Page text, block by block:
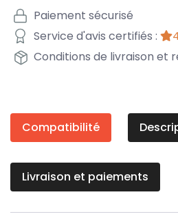
Paiement sécurisé
Service d'avis certifiés :
Conditions de livraison et
Compatibilité
Livraison et paiements